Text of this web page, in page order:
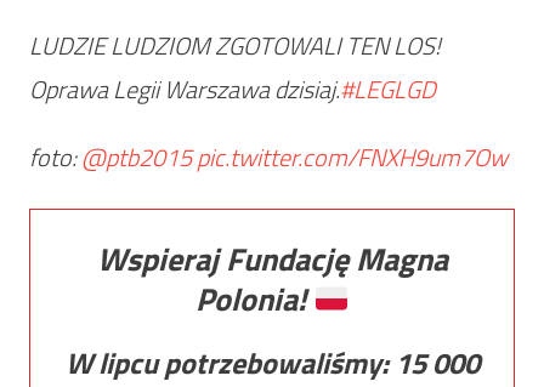
LUDZIE LUDZIOM ZGOTOWALI TEN LOS!
Oprawa Legii Warszawa dzisiaj.#LEGLGD
foto:@ptb2015pic.twitter.com/FNXH9um7Ow
Wspieraj Fundację Magna
Polonia!
W lipcu potrzebowaliśmy: 15 000